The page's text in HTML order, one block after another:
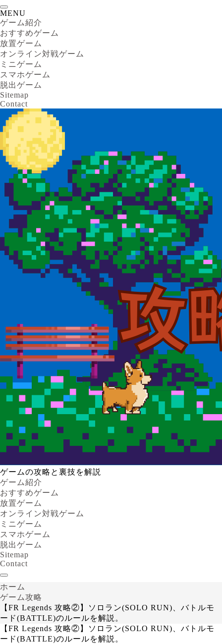
MENU
ゲーム紹介
おすすめゲーム
放置ゲーム
オンライン対戦ゲーム
ミニゲーム
スマホゲーム
脱出ゲーム
Sitemap
Contact
ゲームの攻略と裏技を解説
ゲーム紹介
おすすめゲーム
放置ゲーム
オンライン対戦ゲーム
ミニゲーム
スマホゲーム
脱出ゲーム
Sitemap
Contact
ホーム
ゲーム攻略
【FR Legends 攻略②】ソロラン(SOLO RUN)、バトルモ
ード(BATTLE)のルールを解説。
【FR Legends 攻略②】ソロラン(SOLO RUN)、バトルモ
ード(BATTLE)のルールを解説。